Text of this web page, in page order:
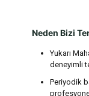
Neden Bizi
Yukarı
deneyimli
Periyodik